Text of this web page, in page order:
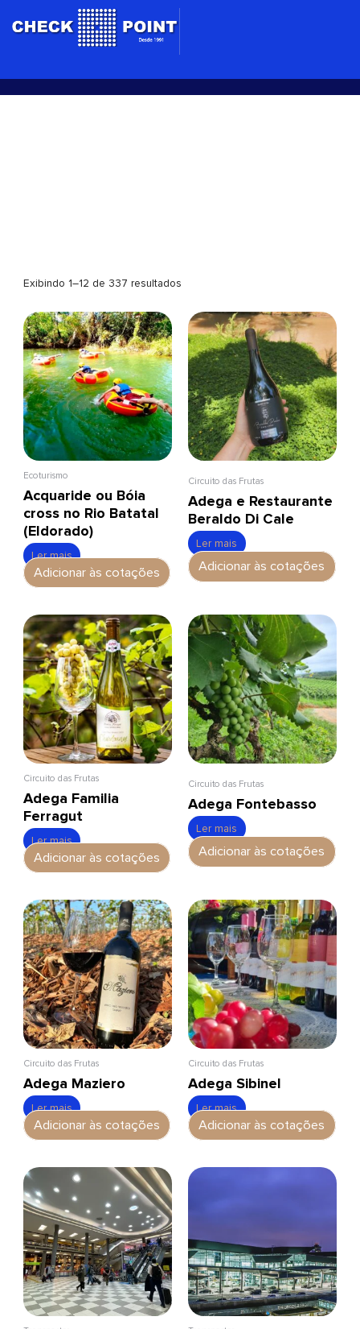
para
Exibindo 1–12 de 337 resultados
Ecoturismo
Acquaride ou Bóia
cross no Rio Batatal
(Eldorado)
Ler mais
Adicionar às cotações
Circuito das Frutas
Adega e Restaurante
Beraldo Di Cale
Ler mais
Adicionar às cotações
Circuito das Frutas
Adega Familia
Ferragut
Ler mais
Adicionar às cotações
Circuito das Frutas
Adega Fontebasso
Ler mais
Adicionar às cotações
Circuito das Frutas
Adega Maziero
Ler mais
Adicionar às cotações
Circuito das Frutas
Adega Sibinel
Ler mais
Adicionar às cotações